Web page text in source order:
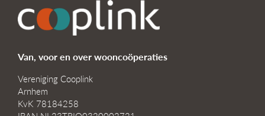
Van, voor en over wooncoöperaties
Vereniging Cooplink
Arnhem
KvK 78184258